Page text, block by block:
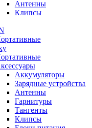
Антенны
Клипсы
Аккумуляторы
Зарядные устройства
Антенны
Гарнитуры
Тангенты
Клипсы